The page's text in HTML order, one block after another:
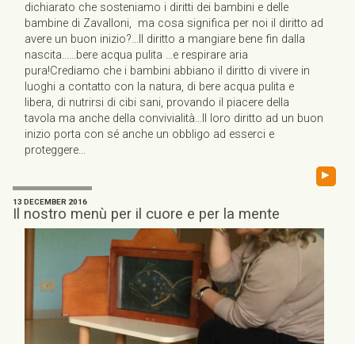
dichiarato che sosteniamo i diritti dei bambini e delle
bambine di Zavalloni, ma cosa significa per noi il diritto ad
avere un buon inizio?…Il diritto a mangiare bene fin dalla
nascita……bere acqua pulita …e respirare aria
pura!Crediamo che i bambini abbiano il diritto di vivere in
luoghi a contatto con la natura, di bere acqua pulita e
libera, di nutrirsi di cibi sani, provando il piacere della
tavola ma anche della convivialità…Il loro diritto ad un buon
inizio porta con sé anche un obbligo ad esserci e
proteggere...
▸
13 DECEMBER 2016
Il nostro menù per il cuore e per la mente